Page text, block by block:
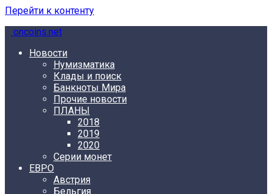
Перейти к контенту
oncoins.net
Новости
Нумизматика
Клады и поиск
Банкноты Мира
Прочие новости
ПЛАНЫ
2018
2019
2020
Серии монет
ЕВРО
Австрия
Бельгия